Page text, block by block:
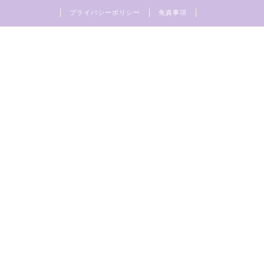
プライバシーポリシー 免責事項